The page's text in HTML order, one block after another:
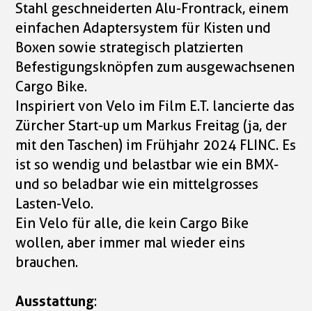
Stahl geschneiderten Alu-Frontrack, einem
einfachen Adaptersystem für Kisten und
Boxen sowie strategisch platzierten
Befestigungsknöpfen zum ausgewachsenen
Cargo Bike.
Inspiriert von Velo im Film E.T. lancierte das
Zürcher Start-up um Markus Freitag (ja, der
mit den Taschen) im Frühjahr 2024 FLINC. Es
ist so wendig und belastbar wie ein BMX-
und so beladbar wie ein mittelgrosses
Lasten-Velo.
Ein Velo für alle, die kein Cargo Bike
wollen, aber immer mal wieder eins
brauchen.
Ausstattung: